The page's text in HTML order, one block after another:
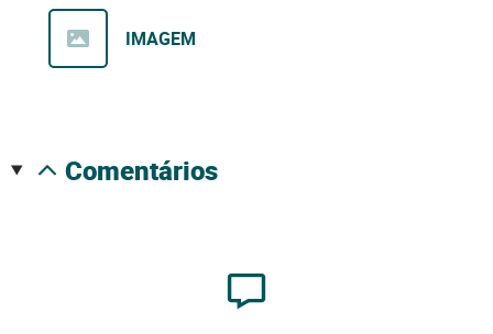
IMAGEM
comentários